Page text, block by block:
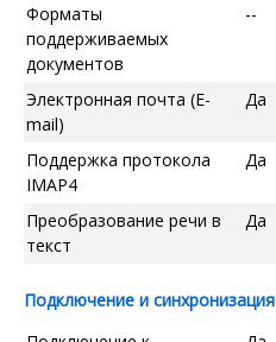
Форматы
поддерживаемых
документов
--
Электронная почта (E-
mail)
Да
Поддержка протокола
IMAP4
Да
Преобразование речи в
текст
Да
Подключение и синхронизация